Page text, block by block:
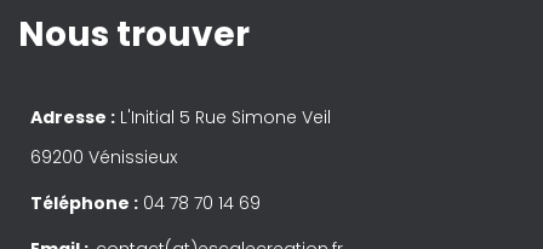
Nous trouver
Adresse : L'Initial 5 Rue Simone Veil
69200 Vénissieux
Téléphone : 04 78 70 14 69